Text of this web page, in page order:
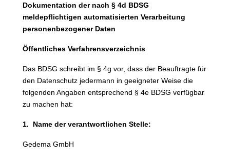
Dokumentation der nach § 4d BDSG
meldepflichtigen automatisierten Verarbeitung
personenbezogener Daten
Öffentliches Verfahrensverzeichnis
Das BDSG schreibt im § 4g vor, dass der Beauftragte für
den Datenschutz jedermann in geeigneter Weise die
folgenden Angaben entsprechend § 4e BDSG verfügbar
zu machen hat:
1. Name der verantwortlichen Stelle:
Gedema GmbH